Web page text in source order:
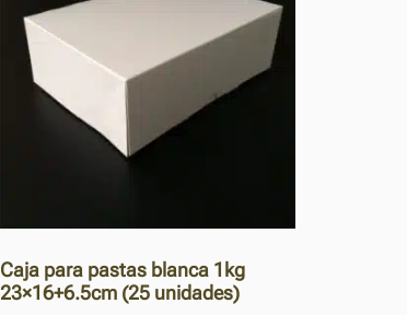
Caja para pastas blanca 1kg
23×16+6.5cm (25 unidades)